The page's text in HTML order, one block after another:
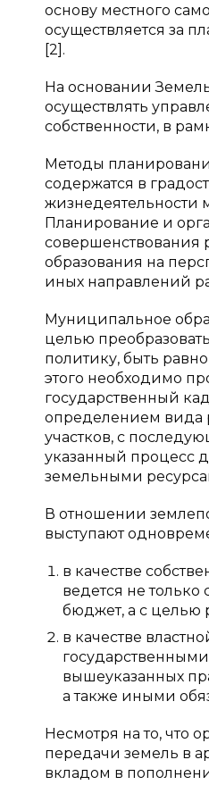
основу местного
осуществляется за
[2].
На основании
осуществлять
собственности, в
Методы
содержатся в
жизнедеятельности
Планирование и
совершенствования
образования на
иных направлений
Муниципальное
целью
политику, быть
этого необходимо
государственный
определением вида
участков, с
указанный процесс
земельными
В отношении
выступают
в качестве
ведется не
бюджет, а с целью
в качестве
вышеуказанных
а также иными
Несмотря на то, что
передачи земель в
вкладом в